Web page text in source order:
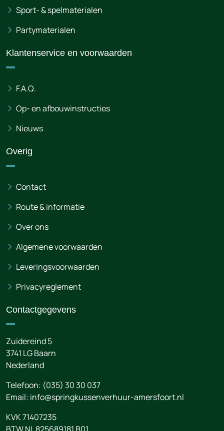
Sport- & spelmaterialen
Partymaterialen
Klantenservice en voorwaarden
F.A.Q.
Op- en afbouwinstructies
Nieuws
Overig
Contact
Route & informatie
Over ons
Algemene voorwaarden
Leveringsvoorwaarden
Privacyreglement
Contactgegevens
Zuidereind 5
3741 LGBaarn
Nederland
Telefoon: (035) 30 30 037
Email: info@springkussenverhuur-amersfoort.nl
KVK 71407235